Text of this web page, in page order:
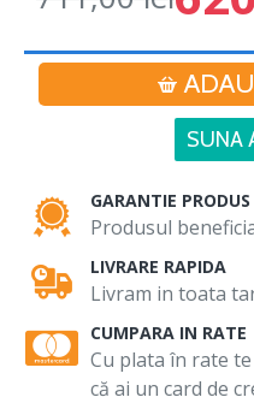
SUNA
GARANTIE PRODUS
Produsul
LIVRARE RAPIDA
Livram in toata
CUMPARA IN RATE
Cu plata în rate
că ai un card de